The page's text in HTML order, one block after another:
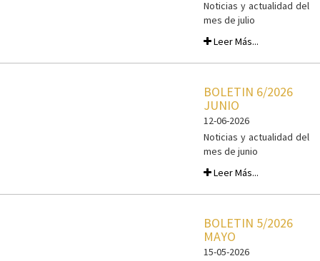
Noticias y actualidad del
mes de julio
Leer Más...
BOLETIN 6/2026
JUNIO
12-06-2026
Noticias y actualidad del
mes de junio
Leer Más...
BOLETIN 5/2026
MAYO
15-05-2026